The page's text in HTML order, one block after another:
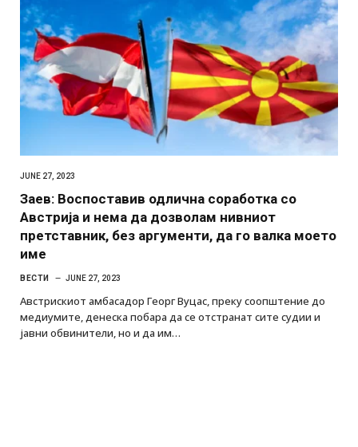
JUNE 27, 2023
Заев: Воспоставив одлична соработка со
Австрија и нема да дозволам нивниот
претставник, без аргументи, да го валка моето
име
ВЕСТИ JUNE 27, 2023
Австрискиот амбасадор Георг Вуцас, преку соопштение до
медиумите, денеска побара да се отстранат сите судии и
јавни обвинители, но и да им…